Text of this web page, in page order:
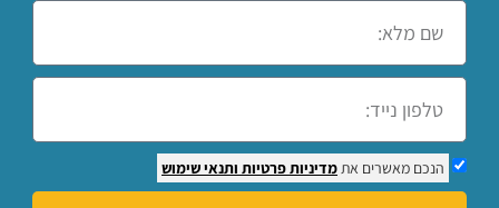
עלות קורס מניקור פדיקור
עלות קורס מניקור פדיקור משתנה בין מרכזי
ההדרכה, ובהתאם למשך הקורס, תוכניות
ההכשרה ואנשי המקצוע שמלמדים את הקורס.
הנכם מאשרים את מדיניות פרטיות ותנאי שימוש